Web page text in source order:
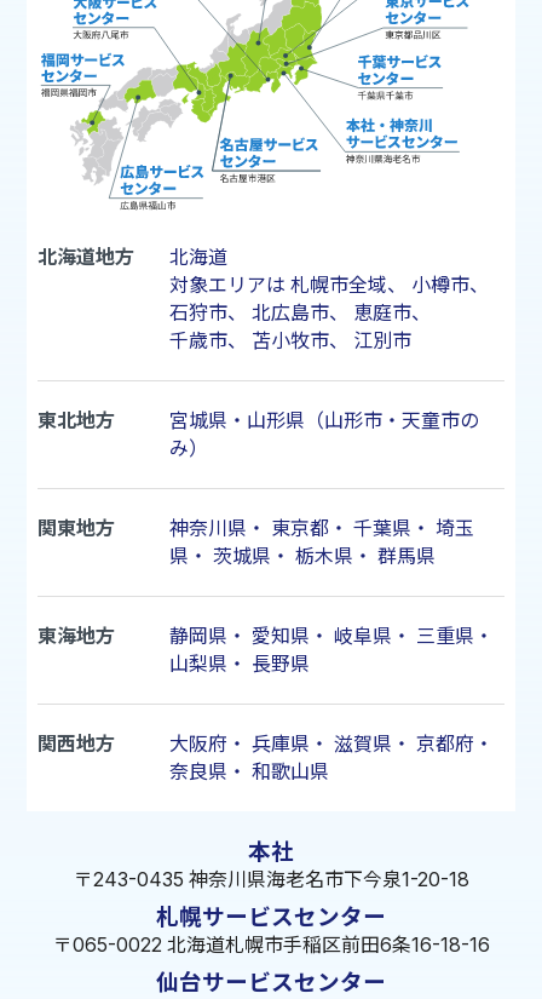
北海道地方
北海道
対象エリアは 札幌市全域、 小樽市、
石狩市、 北広島市、 恵庭市、
千歳市、 苫小牧市、 江別市
東北地方
宮城県・山形県（山形市・天童市の
み）
関東地方 神奈川県 ・ 東京都・ 千葉県 ・ 埼玉
県 ・ 茨城県 ・ 栃木県 ・ 群馬県
東海地方 静岡県 ・ 愛知県 ・ 岐阜県 ・ 三重県 ・
山梨県 ・ 長野県
関西地方 大阪府 ・ 兵庫県 ・ 滋賀県 ・ 京都府 ・
奈良県 ・ 和歌山県
本社
〒243-0435 神奈川県海老名市下今泉1-20-18
札幌サービスセンター
〒065-0022 北海道札幌市手稲区前田6条16-18-16
仙台サービスセンター